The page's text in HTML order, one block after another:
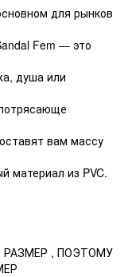
для рынков
Fem — это
душа или
вам массу
материал из PVC.
РАЗМЕР , ПОЭТОМУ